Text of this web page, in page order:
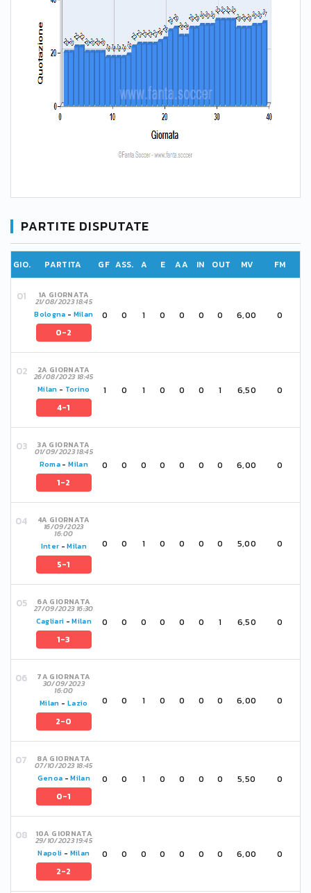
PARTITE DISPUTATE
GIO. PARTITA GF ASS. A E AA IN OUT MV FM
1A GIORNATA
21/08/2023 18:45
Bologna - Milan
0-2
0 0 1 0 0 0 0 6,00 0
2A GIORNATA
26/08/2023 18:45
Milan - Torino
4-1
1 0 1 0 0 0 1 6,50 0
3A GIORNATA
01/09/2023 18:45
Roma -Milan
1-2
0 0 0 0 0 0 0 6,00 0
4A GIORNATA
16/09/2023
16:00
Inter -Milan
5-1
0 0 1 0 0 0 0 5,00 0
6A GIORNATA
27/09/2023 16:30
Cagliari -Milan
1-3
0 0 0 0 0 0 1 6,50 0
7A GIORNATA
30/09/2023
16:00
Milan - Lazio
2-0
0 0 1 0 0 0 0 6,00 0
8A GIORNATA
07/10/2023 18:45
Genoa -Milan
0-1
0 0 1 0 0 0 0 5,50 0
10A GIORNATA
29/10/2023 19:45
Napoli - Milan
2-2
0 0 0 0 0 0 0 6,00 0